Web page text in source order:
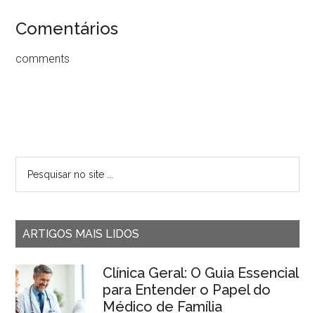
Comentários
comments
ARTIGOS MAIS LIDOS
Clínica Geral: O Guia Essencial
para Entender o Papel do
Médico de Família